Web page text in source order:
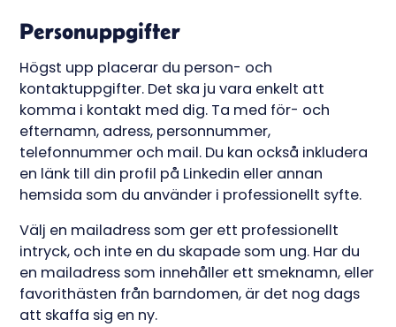
Personuppgifter
Högst upp placerar du person- och
kontaktuppgifter. Det ska ju vara enkelt att
komma i kontakt med dig. Ta med för- och
efternamn, adress, personnummer,
telefonnummer och mail. Du kan också inkludera
en länk till din profil på Linkedin eller annan
hemsida som du använder i professionellt syfte.
Välj en mailadress som ger ett professionellt
intryck, och inte en du skapade som ung. Har du
en mailadress som innehåller ett smeknamn, eller
favorithästen från barndomen, är det nog dags
att skaffa sig en ny.